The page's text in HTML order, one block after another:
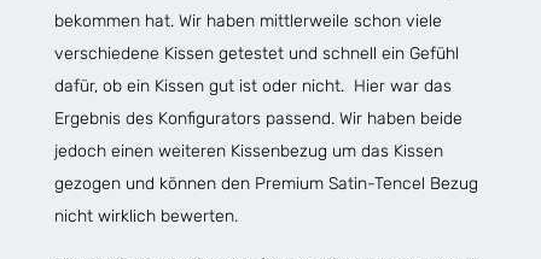
bekommen hat. Wir haben mittlerweile schon viele
verschiedene Kissen getestet und schnell ein Gefühl
dafür, ob ein Kissen gut ist oder nicht. Hier war das
Ergebnis des Konfigurators passend. Wir haben beide
jedoch einen weiteren Kissenbezug um das Kissen
gezogen und können den Premium Satin-Tencel Bezug
nicht wirklich bewerten.